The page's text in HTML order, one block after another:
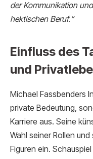
der Kommunikation
hektischen Beruf.“
Einfluss des
und
Michael Fassbenders
private Bedeutung,
Karriere aus. Seine
Wahl seiner Rollen
Figuren ein.